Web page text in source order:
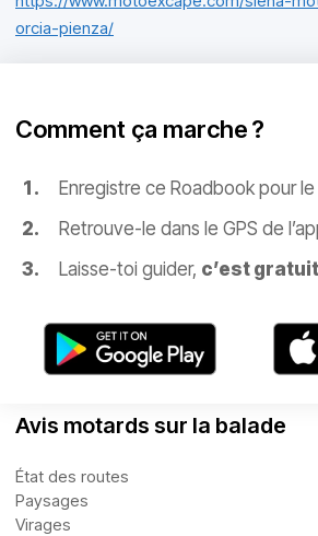
orcia-pienza/
Comment ça marche ?
Enregistre ce Roadbook pour
Retrouve-le dans le GPS de
Laisse-toi guider, c’est gratuit
Avis motards sur la balade
État des routes
Paysages
Virages